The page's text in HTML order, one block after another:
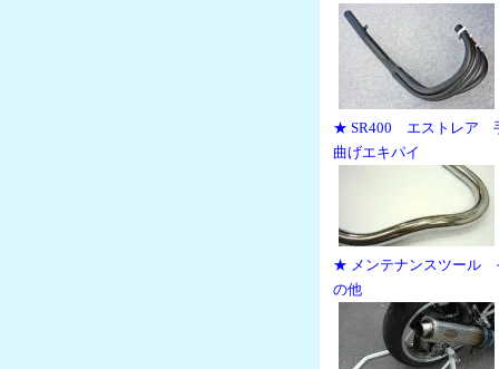
★ SR400 エストレア
曲げエキパイ
★ メンテナンスツール
の他